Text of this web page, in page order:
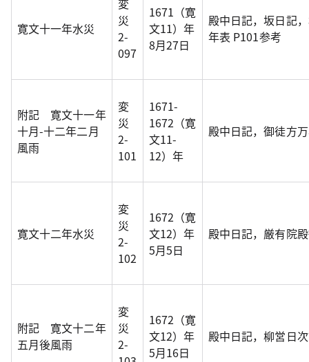
寛文十一年水災
変
災
2-
097
1671（寛
文11）年
8月27日
殿中日記，坂日記
年表 P101参考
附記 寛文十一年
十月-十二年二月
風雨
変
災
2-
101
1671-
1672（寛
文11-
12）年
殿中日記，御徒方
寛文十二年水災
変
災
2-
102
1672（寛
文12）年
5月5日
殿中日記，厳有院
附記 寛文十二年
五月後風雨
変
災
2-
1672（寛
文12）年
5月16日
殿中日記，柳営日